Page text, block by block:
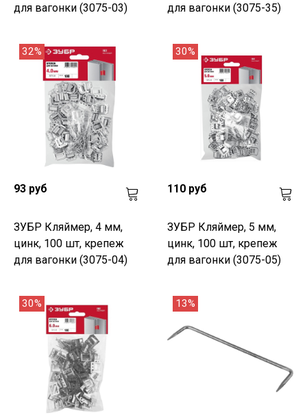
для вагонки (3075-03)
для вагонки (3075-35)
32%
93 руб
ЗУБР Кляймер, 4 мм,
цинк, 100 шт, крепеж
для вагонки (3075-04)
30%
110 руб
ЗУБР Кляймер, 5 мм,
цинк, 100 шт, крепеж
для вагонки (3075-05)
30% 13%